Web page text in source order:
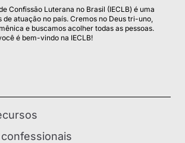
Confissão Luterana no Brasil (IECLB) é uma
atuação no país. Cremos no Deus tri-uno,
e buscamos acolher todas as pessoas.
é bem-vindo na IECLB!